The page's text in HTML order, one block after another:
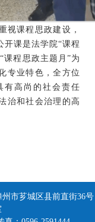
视课程思政建设，
开课是法学院“课程
课程思政主题月”为
专业特色，全方位
有高尚的社会责任
治和社会治理的高
市芗城区县前直街36号